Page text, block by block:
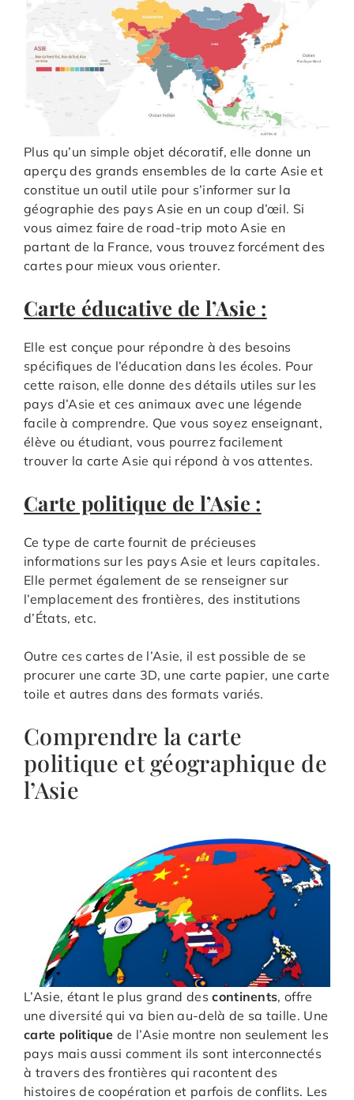
Plus qu’un simple objet décoratif, elle donne un
aperçu des grands ensembles de la carte Asie et
constitue un outil utile pour s’informer sur la
géographie des pays Asie en un coup d’œil. Si
vous aimez faire de road-trip moto Asie en
partant de la France, vous trouvez forcément des
cartes pour mieux vous orienter.
Carte éducative de l’Asie :
Elle est conçue pour répondre à des besoins
spécifiques de l’éducation dans les écoles. Pour
cette raison, elle donne des détails utiles sur les
pays d’Asie et ces animaux avec une légende
facile à comprendre. Que vous soyez enseignant,
élève ou étudiant, vous pourrez facilement
trouver la carte Asie qui répond à vos attentes.
Carte politique de l’Asie :
Ce type de carte fournit de précieuses
informations sur les pays Asie et leurs capitales.
Elle permet également de se renseigner sur
l’emplacement des frontières, des institutions
d’États, etc.
Outre ces cartes de l’Asie, il est possible de se
procurer une carte 3D, une carte papier, une carte
toile et autres dans des formats variés.
Comprendre la ​carte ​
politique et ​géographique de
l’Asie
L’Asie, étant le plus grand descontinents, offre
une diversité qui va bien au-delà de sa taille. Une
carte politique de l’Asie montre non seulement les
pays mais aussi comment ils sont interconnectés
à travers des frontières qui racontent des
histoires de coopération et parfois de conflits. Les